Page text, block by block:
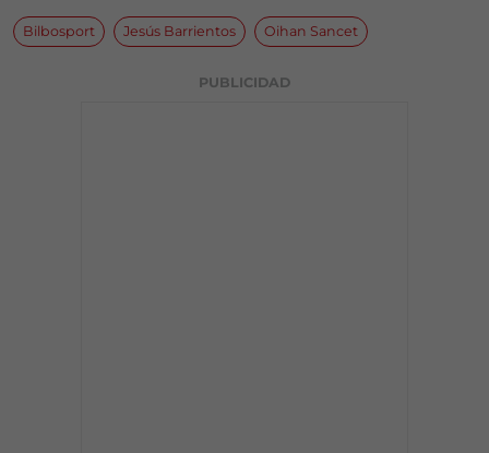
Bilbosport Jesús Barrientos Oihan Sancet
PUBLICIDAD